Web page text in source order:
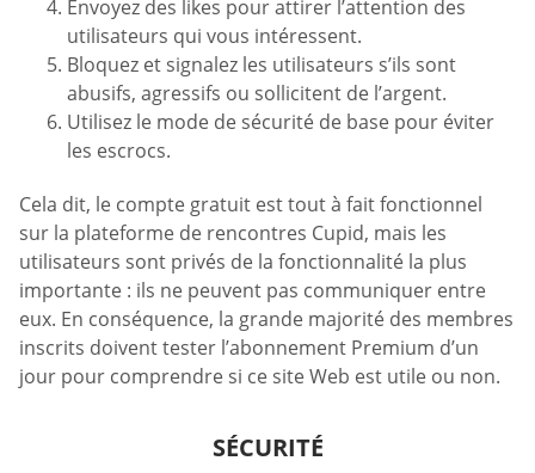
Envoyez des likes pour attirer l’attention des
utilisateurs qui vous intéressent.
Bloquez et signalez les utilisateurs s’ils sont
abusifs, agressifs ou sollicitent de l’argent.
Utilisez le mode de sécurité de base pour éviter
les escrocs.
Cela dit, le compte gratuit est tout à fait fonctionnel
sur la plateforme de rencontres Cupid, mais les
utilisateurs sont privés de la fonctionnalité la plus
importante : ils ne peuvent pas communiquer entre
eux. En conséquence, la grande majorité des membres
inscrits doivent tester l’abonnement Premium d’un
jour pour comprendre si ce site Web est utile ou non.
SÉCURITÉ